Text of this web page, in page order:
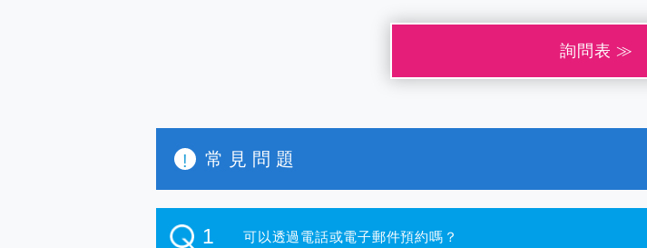
詢問表 ≫
常見問題
可以透過電話或電子郵件預約嗎？